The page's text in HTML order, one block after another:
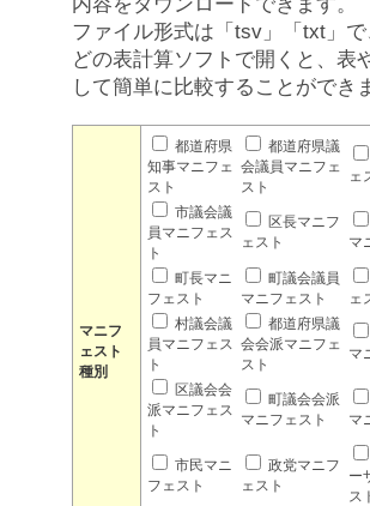
ファイル形式は「tsv」「txt」
どの表計算ソフトで開くと、表
して簡単に比較することができ
マニフ
ェスト
種別
都道府県
知事マニフェ
スト
都道府県議
会議員マニフェ
スト
ェ
市議会議
員マニフェス
ト
区長マニフ
ェスト
マ
町長マニ
フェスト
町議会議員
マニフェスト
ェ
村議会議
員マニフェス
ト
都道府県議
会会派マニフェ
スト
マ
区議会会
派マニフェス
ト
町議会会派
マニフェスト
マ
市民マニ
フェスト
政党マニフ
ェスト
ー
ス